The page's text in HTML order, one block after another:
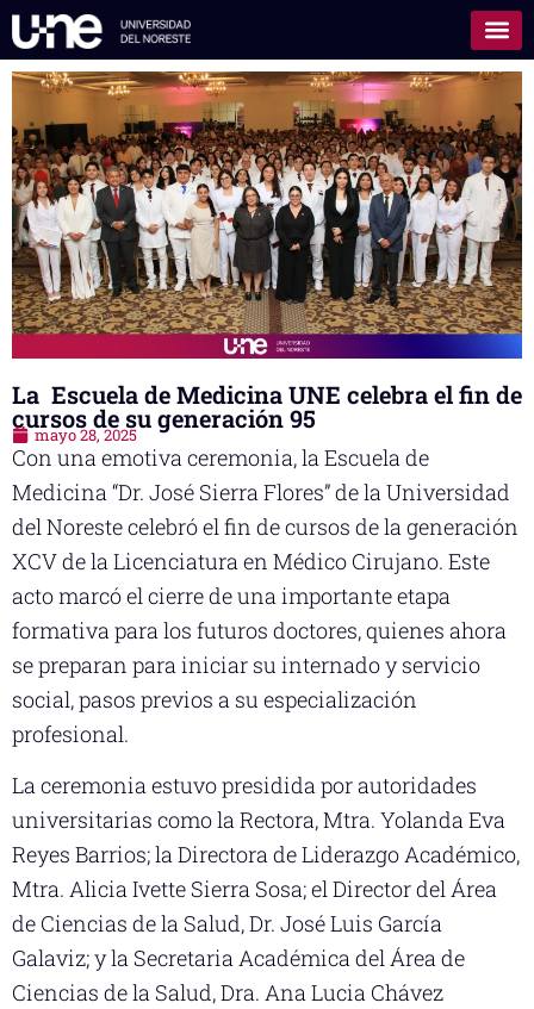
La Escuela de Medicina UNE celebra el fin de
cursos de su generación 95
mayo 28, 2025
Con una emotiva ceremonia, la Escuela de
Medicina “Dr. José Sierra Flores” de la Universidad
del Noreste celebró el fin de cursos de la generación
XCV de la Licenciatura en Médico Cirujano. Este
acto marcó el cierre de una importante etapa
formativa para los futuros doctores, quienes ahora
se preparan para iniciar su internado y servicio
social, pasos previos a su especialización
profesional.
La ceremonia estuvo presidida por autoridades
universitarias como la Rectora, Mtra. Yolanda Eva
Reyes Barrios; la Directora de Liderazgo Académico,
Mtra. Alicia Ivette Sierra Sosa; el Director del Área
de Ciencias de la Salud, Dr. José Luis García
Galaviz; y la Secretaria Académica del Área de
Ciencias de la Salud, Dra. Ana Lucia Chávez